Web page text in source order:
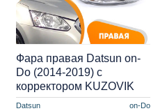
Datsun on-Do
Фара правая Datsun on-
Do (2014-2019) с
корректором KUZOVIK